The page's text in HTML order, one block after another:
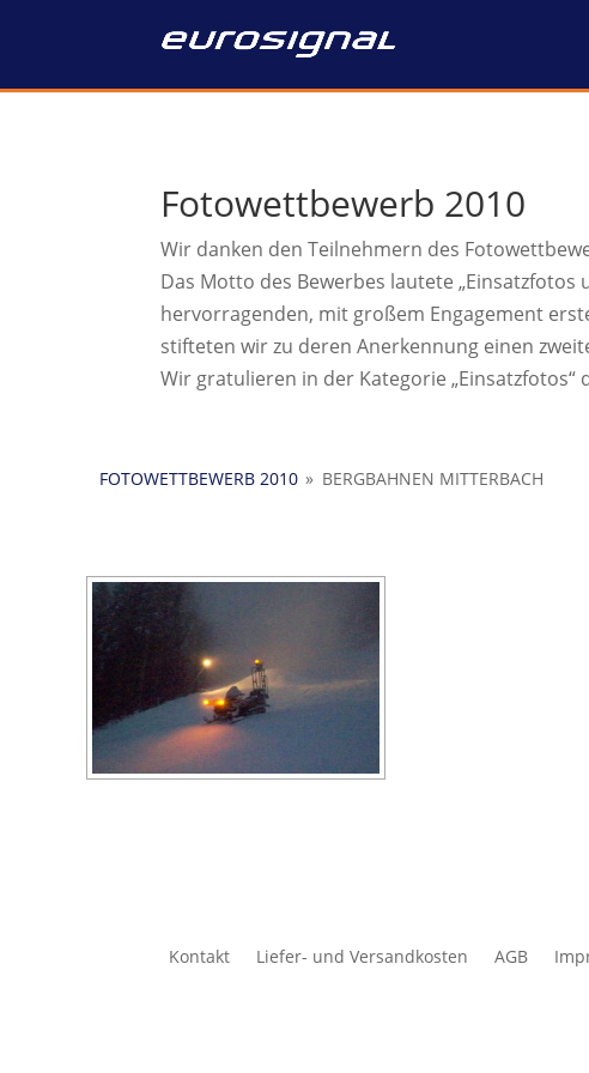
Fotowettbewerb 2010
Wir danken den Teilnehmern des
Das Motto des Bewerbes lautete
hervorragenden, mit großem Engagement
stifteten wir zu deren Anerkennung einen
Wir gratulieren in der Kategorie „Einsatzfotos“
FOTOWETTBEWERB 2010 » BERGBAHNEN MITTERBACH
Kontakt Liefer- und Versandkosten AGB